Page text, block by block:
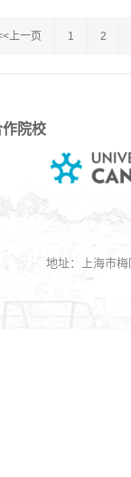
上一页 1 2
作院校
地址：上海市